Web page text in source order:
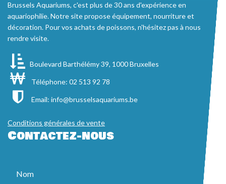
Brussels Aquariums, c'est plus de 30 ans d'expérience en
aquariophilie. Notre site propose équipement, nourriture et
décoration. Pour vos achats de poissons, n'hésitez pas à nous
rendre visite.
Boulevard Barthélémy 39, 1000 Bruxelles
Téléphone: 02 513 92 78
Email: info@brusselsaquariums.be
Conditions générales de vente
Contactez-nous